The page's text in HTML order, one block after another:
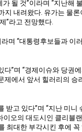
될 것”이라며 “지난해
지 내려왔다. 유가는 물론
”라고 전망했다.
며 “대통령후보들과 이
”며 “경제이슈와 당권에
제에서 앞서 힐러리의 승
받고 있다”며 “지난 미니
이오의 대도시인 클리블
최대한 부각시킨 후에 꼭